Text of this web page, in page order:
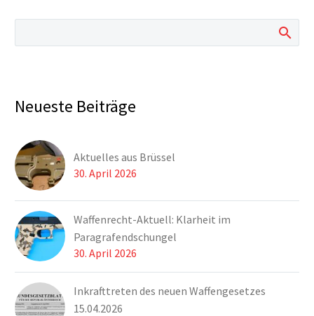
Neueste Beiträge
Aktuelles aus Brüssel
30. April 2026
Waffenrecht-Aktuell: Klarheit im
Paragrafendschungel
30. April 2026
Inkrafttreten des neuen Waffengesetzes
15.04.2026